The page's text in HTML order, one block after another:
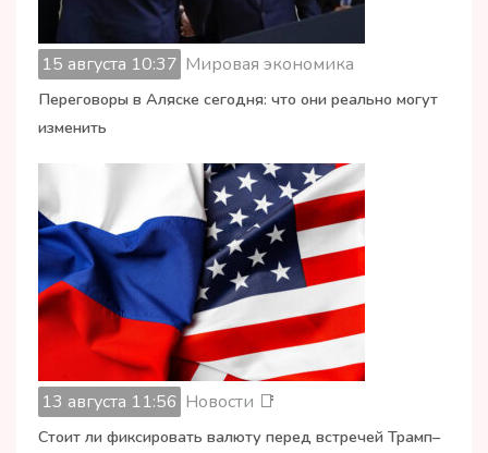
15 августа 10:37 Мировая экономика
Переговоры в Аляске сегодня: что они реально могут
изменить
13 августа 11:56 Новости 📑
Стоит ли фиксировать валюту перед встречей Трамп–